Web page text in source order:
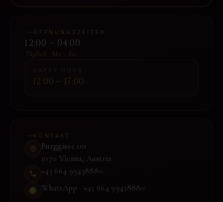
ÖFFNUNGSZEITEN
12:00 – 04:00
Täglich · Mo – So
12:00 – 17:00
KONTAKT
Burggasse 101
1070 Vienna, Austria
+43 664 99438880
WhatsApp · +43 664 99438880